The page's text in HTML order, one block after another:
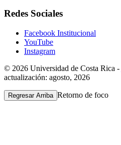
Redes Sociales
Facebook Institucional
YouTube
Instagram
© 2026 Universidad de Costa Rica -
actualización: agosto, 2026
Regresar Arriba Retorno de foco